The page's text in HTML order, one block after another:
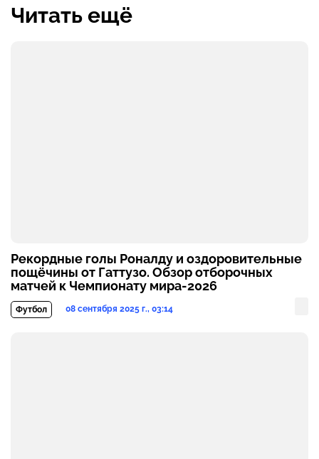
Читать ещё
Рекордные голы Роналду и оздоровительные
пощёчины от Гаттузо. Обзор отборочных
матчей к Чемпионату мира-2026
Футбол 08 сентября 2025 г., 03:14